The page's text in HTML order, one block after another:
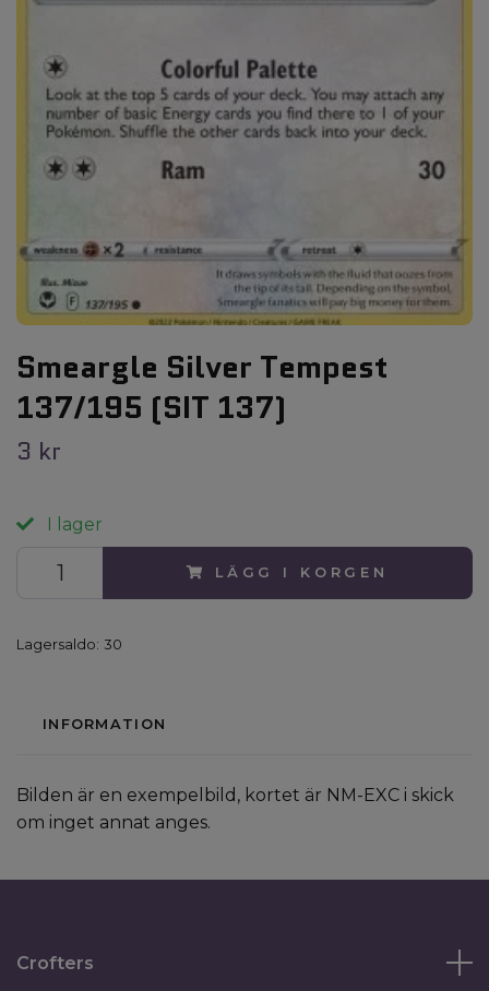
Smeargle Silver Tempest
137/195 (SIT 137)
3 kr
I lager
LÄGG I KORGEN
Lagersaldo: 30
INFORMATION
Bilden är en exempelbild, kortet är NM-EXC i skick
om inget annat anges.
Crofters